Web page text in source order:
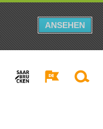
ANSEHEN